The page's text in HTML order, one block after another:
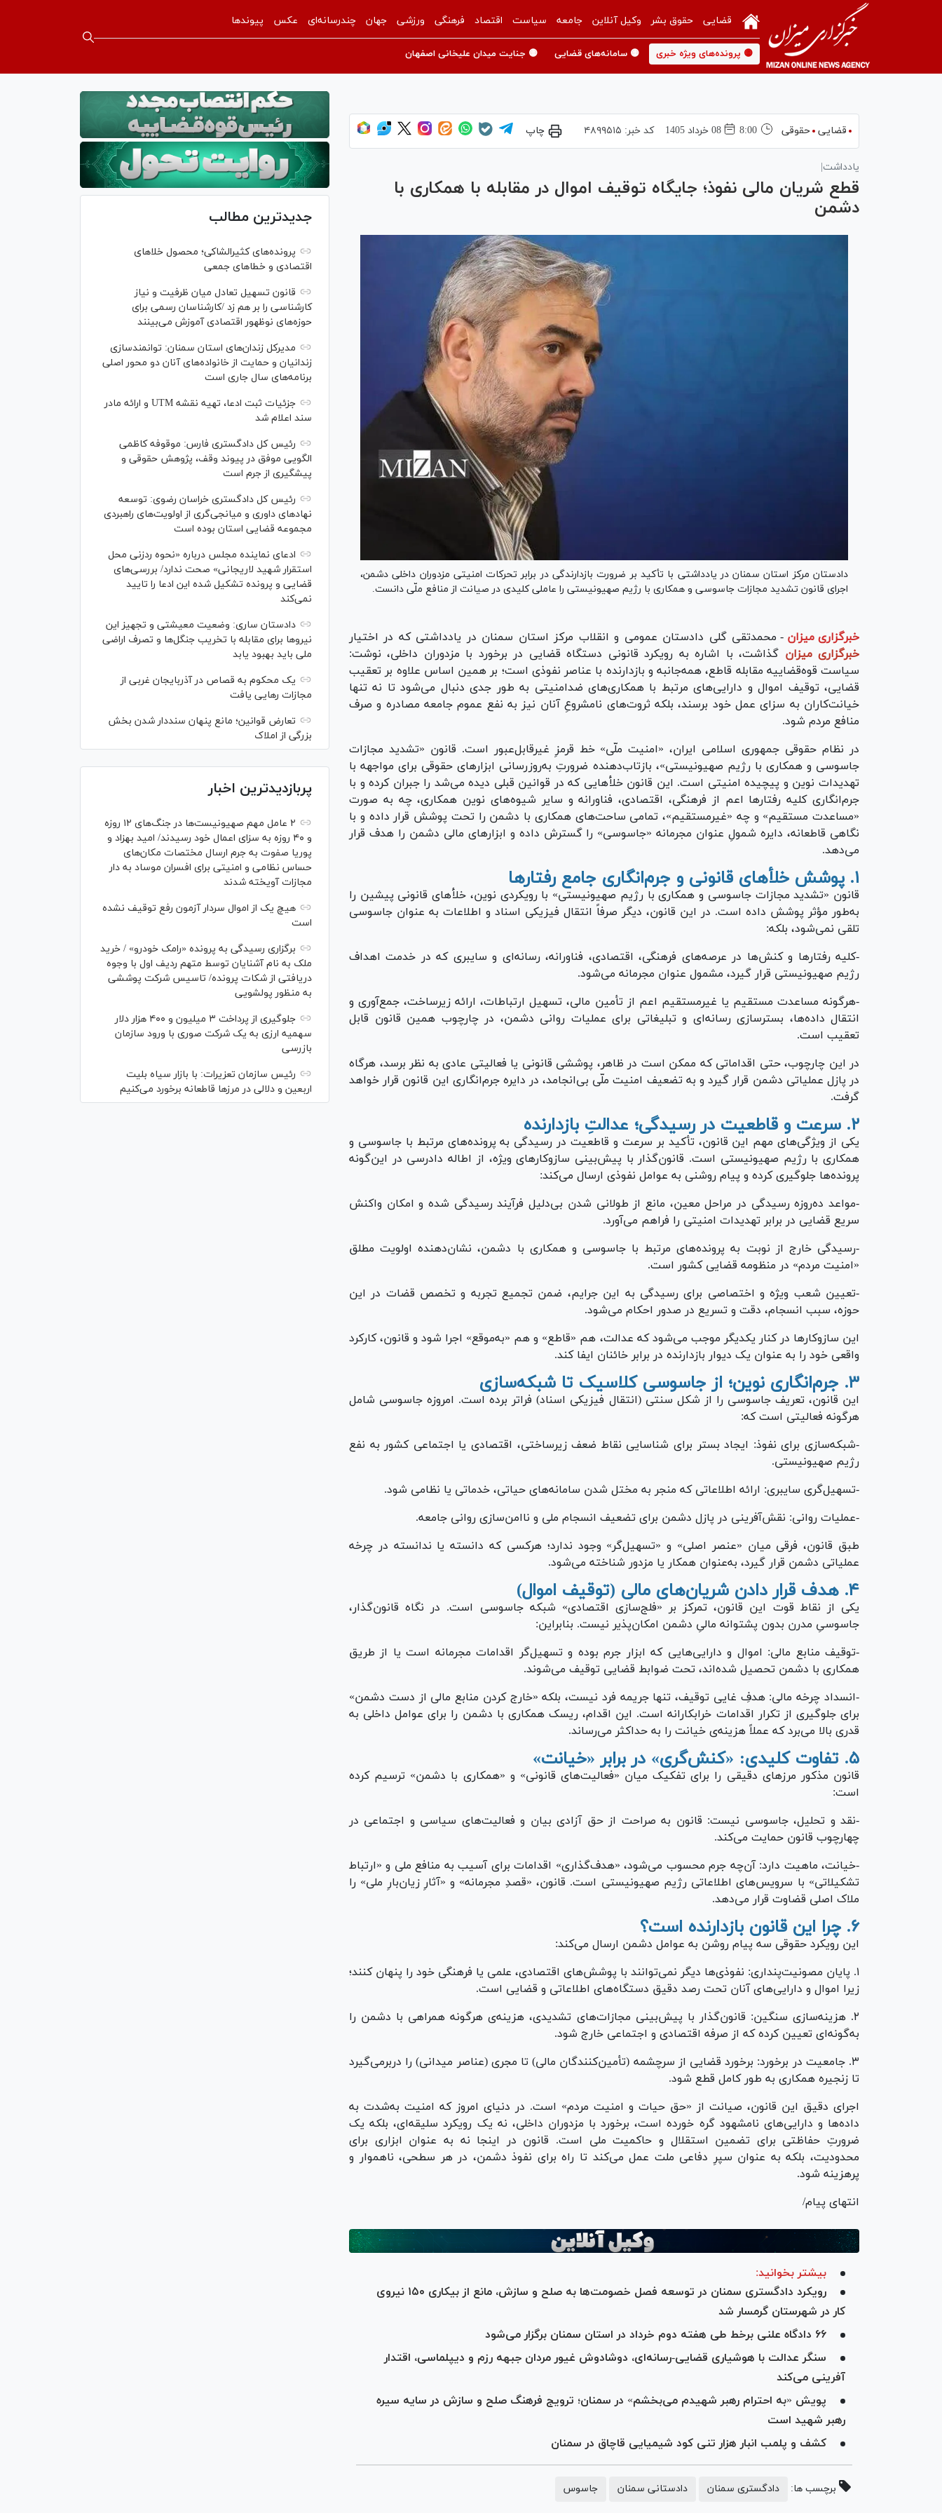
قضایی حقوق بشر وکیل آنلاین جامعه سیاست اقتصاد فرهنگی ورزشی جهان چندرسانه‌ای عکس پیوندها
🟡 پرونده‌های ویژه خبری 🟡 سامانه‌های قضایی 🟡 جنایت میدان علیخانی اصفهان
قضایی حقوقی 8:00 08 خرداد 1405 کد خبر: ۴۸۹۹۵۱۵ چاپ
یادداشت|
قطع شریان مالی نفوذ؛ جایگاه توقیف اموال در مقابله با همکاری با
دشمن
دادستان مرکز استان سمنان در یادداشتی با تأکید بر ضرورت بازدارندگی در برابر تحرکات امنیتی مزدوران داخلی دشمن،
اجرای قانون تشدید مجازات جاسوسی و همکاری با رژیم صهیونیستی را عاملی کلیدی در صیانت از منافع ملّی دانست.
خبرگزاری میزان - محمدتقی گلی دادستان عمومی و انقلاب مرکز استان سمنان در یادداشتی که در اختیار
خبرگزاری میزان گذاشت، با اشاره به رویکرد قانونی دستگاه قضایی در برخورد با مزدوران داخلی، نوشت:
سیاست قوه‌قضاییه مقابله قاطع، همه‌جانبه و بازدارنده با عناصر نفوذی است؛ بر همین اساس علاوه بر تعقیب
قضایی، توقیف اموال و دارایی‌های مرتبط با همکاری‌های ضدامنیتی به طور جدی دنبال می‌شود تا نه تنها
خیانت‌کاران به سزای عمل خود برسند، بلکه ثروت‌های نامشروعِ آنان نیز به نفع عموم جامعه مصادره و صرف
منافع مردم شود.
در نظام حقوقی جمهوری اسلامی ایران، «امنیت ملّی» خط قرمزِ غیرقابل‌عبور است. قانون «تشدید مجازات
جاسوسی و همکاری با رژیم صهیونیستی»، بازتاب‌دهنده ضرورتِ به‌روزرسانی ابزار‌های حقوقی برای مواجهه با
تهدیدات نوین و پیچیده امنیتی است. این قانون خلأ‌هایی که در قوانین قبلی دیده می‌شد را جبران کرده و با
جرم‌انگاری کلیه رفتار‌ها اعم از فرهنگی، اقتصادی، فناورانه و سایر شیوه‌های نوین همکاری، چه به صورت
«مساعدت مستقیم» و چه «غیرمستقیم»، تمامی ساحت‌های همکاری با دشمن را تحت پوشش قرار داده و با
نگاهی قاطعانه، دایره شمولِ عنوان مجرمانه «جاسوسی» را گسترش داده و ابزار‌های مالی دشمن را هدف قرار
می‌دهد.
۱. پوشش خلأ‌های قانونی و جرم‌انگاری جامع رفتار‌ها
قانون «تشدید مجازات جاسوسی و همکاری با رژیم صهیونیستی» با رویکردی نوین، خلأ‌های قانونی پیشین را
به‌طور مؤثر پوشش داده است. در این قانون، دیگر صرفاً انتقال فیزیکی اسناد و اطلاعات به عنوان جاسوسی
تلقی نمی‌شود، بلکه:
-کلیه رفتار‌ها و کنش‌ها در عرصه‌های فرهنگی، اقتصادی، فناورانه، رسانه‌ای و سایبری که در خدمت اهداف
رژیم صهیونیستی قرار گیرد، مشمول عنوان مجرمانه می‌شود.
-هرگونه مساعدت مستقیم یا غیرمستقیم اعم از تأمین مالی، تسهیل ارتباطات، ارائه زیرساخت، جمع‌آوری و
انتقال داده‌ها، بستر‌سازی رسانه‌ای و تبلیغاتی برای عملیات روانی دشمن، در چارچوب همین قانون قابل
تعقیب است.
در این چارچوب، حتی اقداماتی که ممکن است در ظاهر، پوششی قانونی یا فعالیتی عادی به نظر برسد، هرگاه
در پازل عملیاتی دشمن قرار گیرد و به تضعیف امنیت ملّی بی‌انجامد، در دایره جرم‌انگاری این قانون قرار خواهد
گرفت.
۲. سرعت و قاطعیت در رسیدگی؛ عدالتِ بازدارنده
یکی از ویژگی‌های مهم این قانون، تأکید بر سرعت و قاطعیت در رسیدگی به پرونده‌های مرتبط با جاسوسی و
همکاری با رژیم صهیونیستی است. قانون‌گذار با پیش‌بینی سازوکار‌های ویژه، از اطاله دادرسی در این‌گونه
پرونده‌ها جلوگیری کرده و پیام روشنی به عوامل نفوذی ارسال می‌کند:
-مواعد ده‌روزه رسیدگی در مراحل معین، مانع از طولانی شدن بی‌دلیل فرآیند رسیدگی شده و امکان واکنش
سریع قضایی در برابر تهدیدات امنیتی را فراهم می‌آورد.
-رسیدگی خارج از نوبت به پرونده‌های مرتبط با جاسوسی و همکاری با دشمن، نشان‌دهنده اولویت مطلق
«امنیت مردم» در منظومه قضایی کشور است.
-تعیین شعب ویژه و اختصاصی برای رسیدگی به این جرایم، ضمن تجمیع تجربه و تخصص قضات در این
حوزه، سبب انسجام، دقت و تسریع در صدور احکام می‌شود.
این سازوکار‌ها در کنار یکدیگر موجب می‌شود که عدالت، هم «قاطع» و هم «به‌موقع» اجرا شود و قانون، کارکرد
واقعی خود را به عنوان یک دیوار بازدارنده در برابر خائنان ایفا کند.
۳. جرم‌انگاری نوین؛ از جاسوسی کلاسیک تا شبکه‌سازی
این قانون، تعریف جاسوسی را از شکل سنتی (انتقال فیزیکی اسناد) فراتر برده است. امروزه جاسوسی شامل
هرگونه فعالیتی است که:
-شبکه‌سازی برای نفوذ: ایجاد بستر برای شناسایی نقاط ضعف زیرساختی، اقتصادی یا اجتماعی کشور به نفع
رژیم صهیونیستی.
-تسهیل‌گری سایبری: ارائه اطلاعاتی که منجر به مختل شدن سامانه‌های حیاتی، خدماتی یا نظامی شود.
-عملیات روانی: نقش‌آفرینی در پازل دشمن برای تضعیف انسجام ملی و ناامن‌سازی روانی جامعه.
طبق قانون، فرقی میان «عنصر اصلی» و «تسهیل‌گر» وجود ندارد؛ هرکسی که دانسته یا ندانسته در چرخه
عملیاتی دشمن قرار گیرد، به‌عنوان همکار یا مزدور شناخته می‌شود.
۴. هدف قرار دادن شریان‌های مالی (توقیف اموال)
یکی از نقاط قوت این قانون، تمرکز بر «فلج‌سازی اقتصادی» شبکه جاسوسی است. در نگاه قانون‌گذار،
جاسوسیِ مدرن بدون پشتوانه مالیِ دشمن امکان‌پذیر نیست. بنابراین:
-توقیف منابع مالی: اموال و دارایی‌هایی که ابزار جرم بوده و تسهیل‌گر اقدامات مجرمانه است یا از طریق
همکاری با دشمن تحصیل شده‌اند، تحت ضوابط قضایی توقیف می‌شوند.
-انسداد چرخه مالی: هدفِ غایی توقیف، تنها جریمه فرد نیست، بلکه «خارج کردن منابع مالی از دست دشمن»
برای جلوگیری از تکرار اقدامات خرابکارانه است. این اقدام، ریسک همکاری با دشمن را برای عوامل داخلی به
قدری بالا می‌برد که عملاً هزینه‌ی خیانت را به حداکثر می‌رساند.
۵. تفاوت کلیدی: «کنش‌گری» در برابر «خیانت»
قانون مذکور مرز‌های دقیقی را برای تفکیک میان «فعالیت‌های قانونی» و «همکاری با دشمن» ترسیم کرده
است:
-نقد و تحلیل، جاسوسی نیست: قانون به صراحت از حق آزادی بیان و فعالیت‌های سیاسی و اجتماعی در
چهارچوب قانون حمایت می‌کند.
-خیانت، ماهیت دارد: آن‌چه جرم محسوب می‌شود، «هدف‌گذاری» اقدامات برای آسیب به منافع ملی و «ارتباط
تشکیلاتی» با سرویس‌های اطلاعاتی رژیم صهیونیستی است. قانون، «قصدِ مجرمانه» و «آثارِ زیان‌بارِ ملی» را
ملاک اصلی قضاوت قرار می‌دهد.
۶. چرا این قانون بازدارنده است؟
این رویکرد حقوقی سه پیام روشن به عوامل دشمن ارسال می‌کند:
۱. پایان مصونیت‌پنداری: نفوذی‌ها دیگر نمی‌توانند با پوشش‌های اقتصادی، علمی یا فرهنگی خود را پنهان کنند؛
زیرا اموال و دارایی‌های آنان تحت رصد دقیق دستگاه‌های اطلاعاتی و قضایی است.
۲. هزینه‌سازی سنگین: قانون‌گذار با پیش‌بینی مجازات‌های تشدیدی، هزینه‌ی هرگونه همراهی با دشمن را
به‌گونه‌ای تعیین کرده که از صرفه اقتصادی و اجتماعی خارج شود.
۳. جامعیت در برخورد: برخورد قضایی از سرچشمه (تأمین‌کنندگان مالی) تا مجری (عناصر میدانی) را دربرمی‌گیرد
تا زنجیره همکاری به طور کامل قطع شود.
اجرای دقیق این قانون، صیانت از «حق حیات و امنیت مردم» است. در دنیای امروز که امنیت به‌شدت به
داده‌ها و دارایی‌های نامشهود گره خورده است، برخورد با مزدوران داخلی، نه یک رویکرد سلیقه‌ای، بلکه یک
ضرورتِ حفاظتی برای تضمین استقلال و حاکمیت ملی است. قانون در اینجا نه به عنوان ابزاری برای
محدودیت، بلکه به عنوان سپرِ دفاعی ملت عمل می‌کند تا راه برای نفوذ دشمن، در هر سطحی، ناهموار و
پرهزینه شود.
انتهای پیام/
بیشتر بخوانید:
رویکرد دادگستری سمنان در توسعه فصل خصومت‌ها به صلح و سازش، مانع از بیکاری ۱۵۰ نیروی
کار در شهرستان گرمسار شد
۶۶ دادگاه علنی برخط طی هفته دوم خرداد در استان سمنان برگزار می‌شود
سنگر عدالت با هوشیاری قضایی-رسانه‌ای، دوشادوش غیور مردان جبهه رزم و دیپلماسی، اقتدار
آفرینی می‌کند
پویش «به احترام رهبر شهیدم می‌بخشم» در سمنان؛ ترویج فرهنگ صلح و سازش در سایه سیره
رهبر شهید است
کشف و پلمب انبار هزار تنی کود شیمیایی قاچاق در سمنان
برچسب ها: دادگستری سمنان دادستانی سمنان جاسوس
جدیدترین مطالب
پرونده‌های کثیرالشاکی؛ محصول خلا‌های
اقتصادی و خطا‌های جمعی
قانون تسهیل تعادل میان ظرفیت و نیاز
کارشناسی را بر هم زد /کارشناسان رسمی برای
حوزه‌های نوظهور اقتصادی آموزش می‌بینند
مدیرکل زندان‌های استان سمنان: توانمندسازی
زندانیان و حمایت از خانواده‌های آنان دو محور اصلی
برنامه‌های سال جاری است
جزئیات ثبت ادعا، تهیه نقشه UTM و ارائه مادر
سند اعلام شد
رئیس کل دادگستری فارس: موقوفه کاظمی
الگویی موفق در پیوند وقف، پژوهش حقوقی و
پیشگیری از جرم است
رئیس کل دادگستری خراسان رضوی: توسعه
نهاد‌های داوری و میانجی‌گری از اولویت‌های راهبردی
مجموعه قضایی استان بوده است
ادعای نماینده مجلس درباره «نحوه ردزنی محل
استقرار شهید لاریجانی» صحت ندارد/ بررسی‌های
قضایی و پرونده تشکیل شده این ادعا را تایید
نمی‌کند
دادستان ساری: وضعیت معیشتی و تجهیز این
نیرو‌ها برای مقابله با تخریب جنگل‌ها و تصرف اراضی
ملی باید بهبود یابد
یک محکوم به قصاص در آذربایجان‌ غربی از
مجازات رهایی یافت
تعارض قوانین؛ مانع پنهان سنددار شدن بخش
بزرگی از املاک
پربازدیدترین اخبار
۲ عامل مهم صهیونیست‌ها در جنگ‌های ۱۲ روزه
و ۴۰ روزه به سزای اعمال خود رسیدند/ امید بهزاد و
پوریا صفوت به جرم ارسال مختصات مکان‌های
حساس نظامی و امنیتی برای افسران موساد به دار
مجازات آویخته شدند
هیچ یک از اموال سردار آزمون رفع توقیف نشده
است
برگزاری رسیدگی به پرونده «رامک خودرو» / خرید
ملک به نام آشنایان توسط متهم ردیف اول با وجوه
دریافتی از شکات پرونده/ تاسیس شرکت پوششی
به منظور پولشویی
جلوگیری از پرداخت ۳ میلیون و ۴۰۰ هزار دلار
سهمیه ارزی به یک شرکت صوری با ورود سازمان
بازرسی
رئیس سازمان تعزیرات: با بازار سیاه بلیت
اربعین و دلالی در مرز‌ها قاطعانه برخورد می‌کنیم